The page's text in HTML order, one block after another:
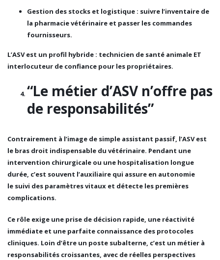
Gestion des stocks et logistique : suivre l’inventaire de
la pharmacie vétérinaire et passer les commandes
fournisseurs.
L’ASV est un profil hybride : technicien de santé animale ET
interlocuteur de confiance pour les propriétaires.
“Le métier d’ASV n’offre pas
de responsabilités”
Contrairement à l’image de simple assistant passif, l’ASV est
le bras droit indispensable du vétérinaire. Pendant une
intervention chirurgicale ou une hospitalisation longue
durée, c’est souvent l’auxiliaire qui assure en autonomie
le suivi des paramètres vitaux et détecte les premières
complications.
Ce rôle exige une prise de décision rapide, une réactivité
immédiate et une parfaite connaissance des protocoles
cliniques. Loin d’être un poste subalterne, c’est un métier à
responsabilités croissantes, avec de réelles perspectives